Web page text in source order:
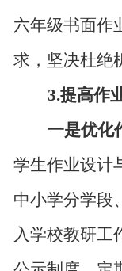
六年级书面作
求，坚决杜绝
3.提高作
一是优化
学生作业设计
中小学分学段
入学校教研工